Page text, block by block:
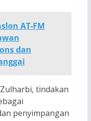
AT-FM
dan
tindakan
penyimpangan